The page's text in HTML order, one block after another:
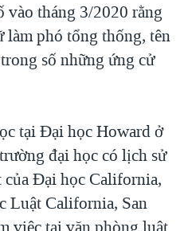
tháng 3/2020 rằng
làm phó tổng thống, tên
số những ứng cử
tại Đại học Howard ở
đại học có lịch sử
của Đại học California,
Luật California, San